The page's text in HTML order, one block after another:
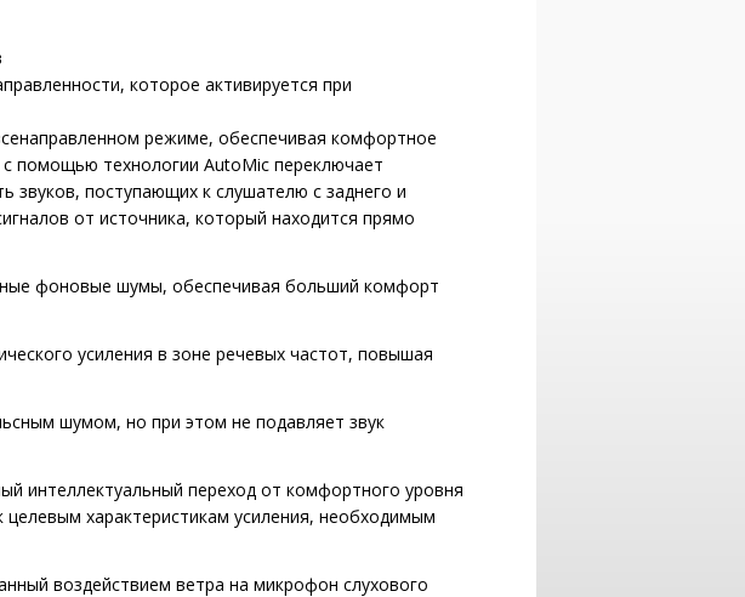
которое активируется при
режиме, обеспечивая комфортное
помощью технологии AutoMic переключает
поступающих к слушателю с заднего и
от источника, который находится прямо
фоновые шумы, обеспечивая больший комфорт
усиления в зоне речевых частот, повышая
шумом, но при этом не подавляет звук
интеллектуальный переход от комфортного уровня
целевым характеристикам усиления, необходимым
воздействием ветра на микрофон слухового